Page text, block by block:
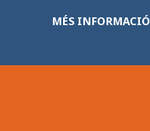
MÉS INFORMACIÓ